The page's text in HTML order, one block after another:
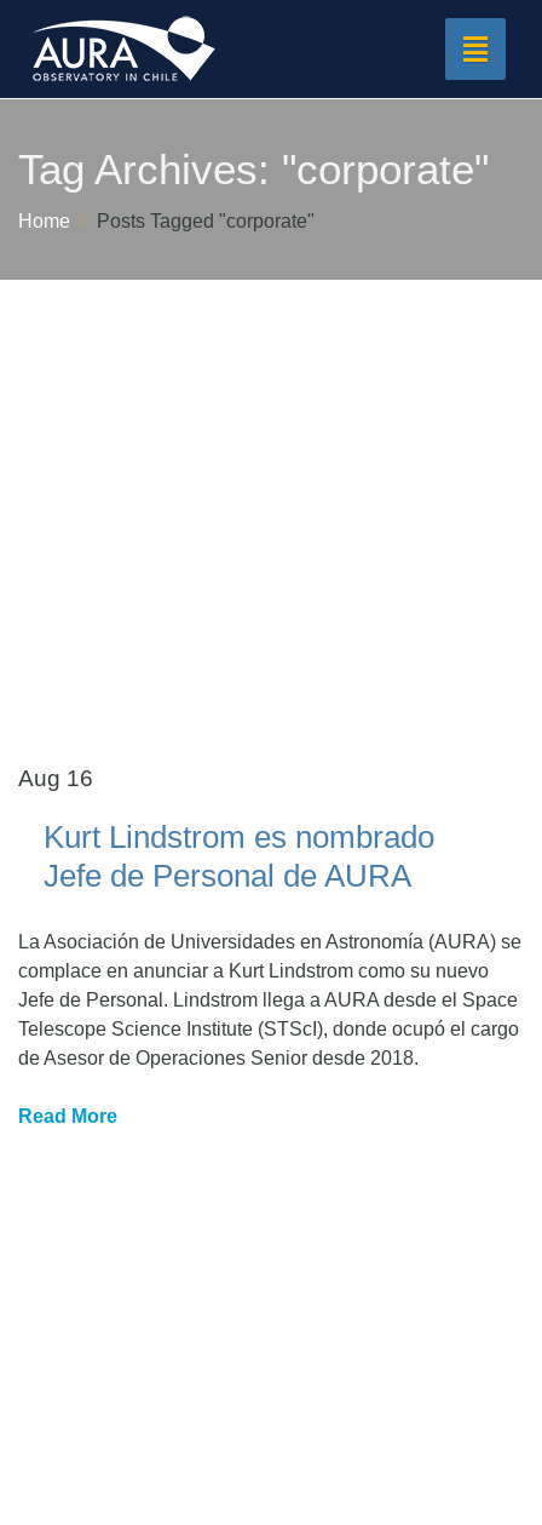
Toggle
Tag Archives: "corporate"
Home Posts Tagged "corporate"
Aug 16
Kurt Lindstrom es nombrado
Jefe de Personal de AURA
La Asociación de Universidades en Astronomía (AURA) se
complace en anunciar a Kurt Lindstrom como su nuevo
Jefe de Personal. Lindstrom llega a AURA desde el Space
Telescope Science Institute (STScI), donde ocupó el cargo
de Asesor de Operaciones Senior desde 2018.
Read More